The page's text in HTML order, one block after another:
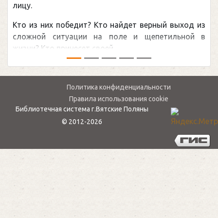
обсуждаемая хоккейная тема последних лет
мире.Перед сезоном Национальной хоккейной
— ...
Политика конфиденциальности
Правила использования cookie
© 2012-2026